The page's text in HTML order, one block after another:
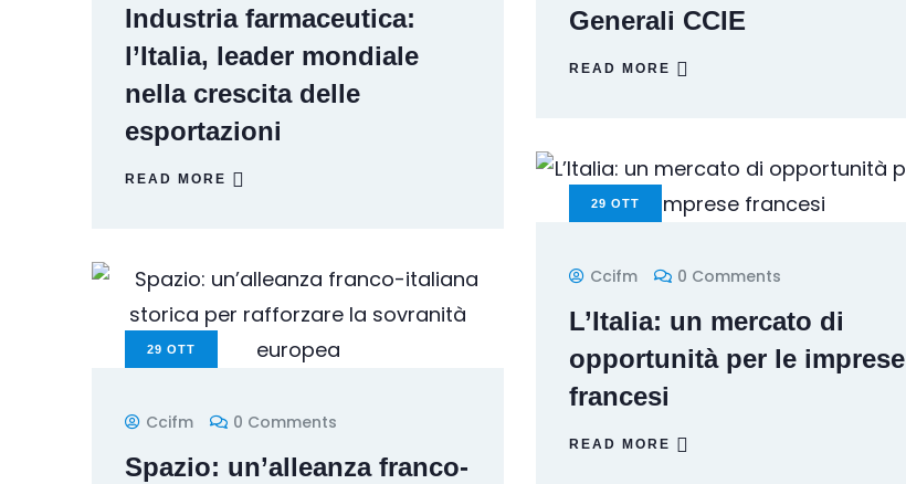
Industria farmaceutica:
l’Italia, leader mondiale
nella crescita delle
esportazioni
READ MORE
Generali CCIE
READ MORE
29 OTT
Ccifm 0 Comments
L’Italia: un mercato di
opportunità per le imprese
francesi
READ MORE
29 OTT
Ccifm 0 Comments
Spazio: un’alleanza franco-